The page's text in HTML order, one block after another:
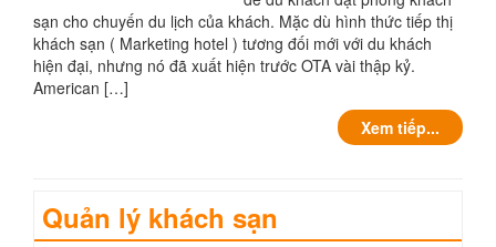
sạn cho chuyến du lịch của khách. Mặc dù hình thức tiếp thị
khách sạn ( Marketing hotel ) tương đối mới với du khách
hiện đại, nhưng nó đã xuất hiện trước OTA vài thập kỷ.
American […]
Xem tiếp...
Quản lý khách sạn